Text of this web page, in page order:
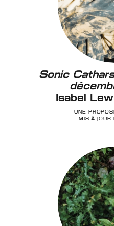
Sonic
Isabel
UNE
MIS À